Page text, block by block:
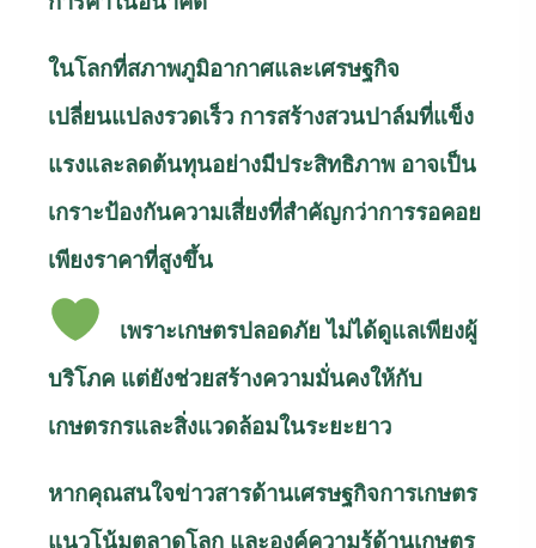
ในโลกที่สภาพภูมิอากาศและเศรษฐกิจ
เปลี่ยนแปลงรวดเร็ว การสร้างสวนปาล์มที่แข็ง
แรงและลดต้นทุนอย่างมีประสิทธิภาพ อาจเป็น
เกราะป้องกันความเสี่ยงที่สำคัญกว่าการรอคอย
เพียงราคาที่สูงขึ้น
เพราะเกษตรปลอดภัย ไม่ได้ดูแลเพียงผู้
บริโภค แต่ยังช่วยสร้างความมั่นคงให้กับ
เกษตรกรและสิ่งแวดล้อมในระยะยาว
หากคุณสนใจข่าวสารด้านเศรษฐกิจการเกษตร
แนวโน้มตลาดโลก และองค์ความรู้ด้านเกษตร